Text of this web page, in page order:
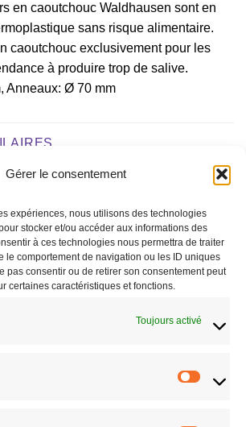
Gérer le consentement
expériences, nous utilisons des technologies
stocker et/ou accéder aux informations des
à ces technologies nous permettra de traiter
le comportement de navigation ou les ID uniques
pas consentir ou de retirer son consentement peut
certaines caractéristiques et fonctions.
Toujours activé
en caoutchouc Waldhausen sont en
sans risque alimentaire.
caoutchouc exclusivement pour les
à produire trop de salive.
Anneaux: Ø 70 mm
Ajouter
à la liste
de
souhaits
Ajouter
à la liste
de
souhaits
RUPTURE DE STOCK